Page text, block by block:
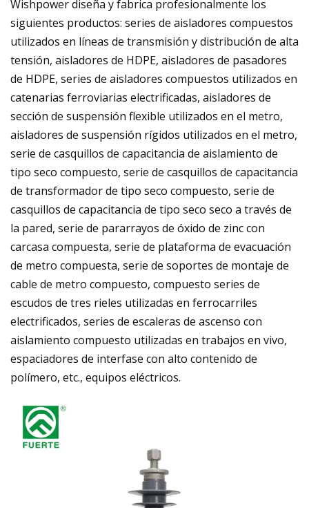
Wishpower diseña y fabrica profesionalmente los
siguientes productos: series de aisladores compuestos
utilizados en líneas de transmisión y distribución de alta
tensión, aisladores de HDPE, aisladores de pasadores
de HDPE, series de aisladores compuestos utilizados en
catenarias ferroviarias electrificadas, aisladores de
sección de suspensión flexible utilizados en el metro,
aisladores de suspensión rígidos utilizados en el metro,
serie de casquillos de capacitancia de aislamiento de
tipo seco compuesto, serie de casquillos de capacitancia
de transformador de tipo seco compuesto, serie de
casquillos de capacitancia de tipo seco seco a través de
la pared, serie de pararrayos de óxido de zinc con
carcasa compuesta, serie de plataforma de evacuación
de metro compuesta, serie de soportes de montaje de
cable de metro compuesto, compuesto series de
escudos de tres rieles utilizadas en ferrocarriles
electrificados, series de escaleras de ascenso con
aislamiento compuesto utilizadas en trabajos en vivo,
espaciadores de interfase con alto contenido de
polímero, etc., equipos eléctricos.